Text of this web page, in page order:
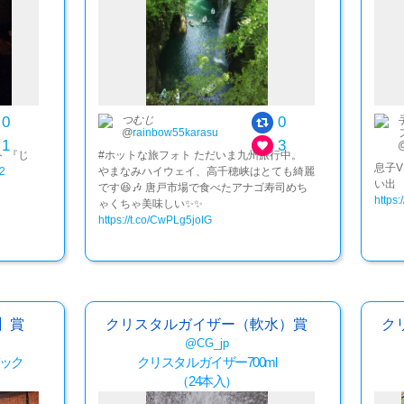
『じ
つむじ
@rainbow55karasu
0
3
#ホットな旅フォト ただいま九州旅行中。
やまなみハイウェイ、高千穂峡はとても綺麗
です😆🎶 唐戸市場で食べたアナゴ寿司めち
ゃくちゃ美味しい✨✨
https://t.co/CwPLg5joIG
息子
い出
賞
ク
クリスタルガイザー（軟水）賞
@CG_jp
クリスタルガイザー700ml
（24本入）
ク